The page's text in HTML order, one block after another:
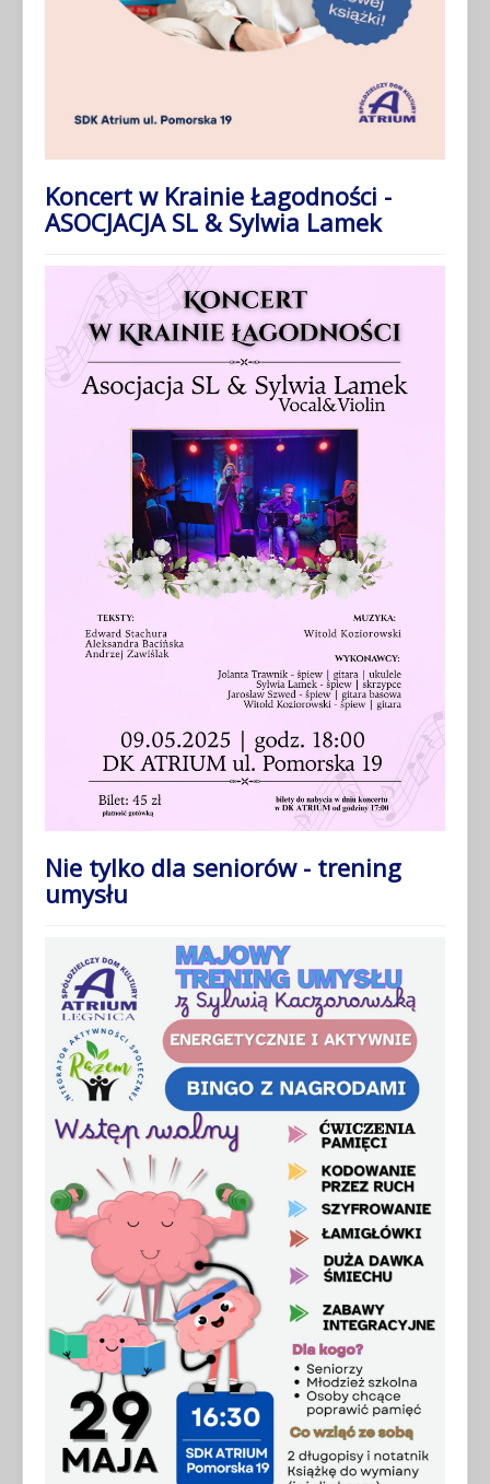
Koncert w Krainie Łagodności -
ASOCJACJA SL & Sylwia Lamek
Nie tylko dla seniorów - trening
umysłu